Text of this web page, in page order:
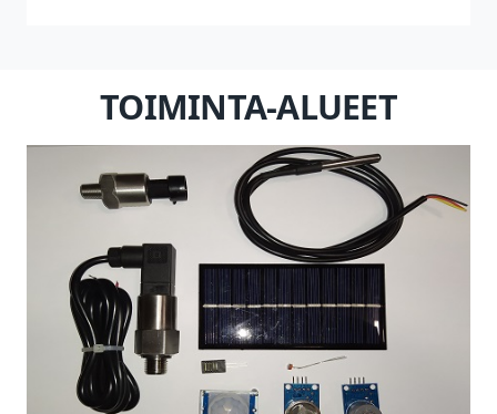
TOIMINTA-ALUEET